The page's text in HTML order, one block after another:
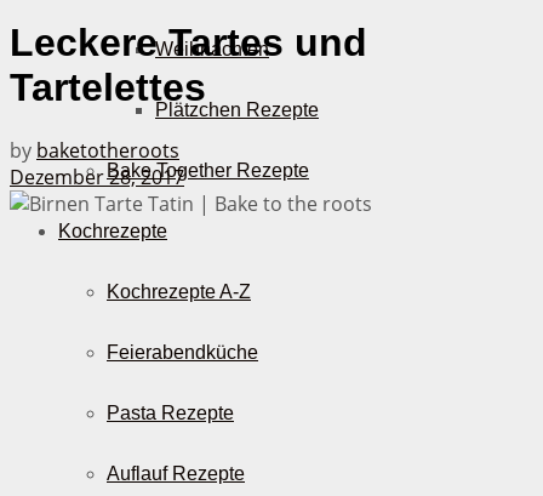
Weihnachten
Plätzchen Rezepte
Bake Together Rezepte
Kochrezepte
Kochrezepte A-Z
Feierabendküche
Pasta Rezepte
Auflauf Rezepte
Leckere Tartes und
Tartelettes
by baketotheroots
Dezember 28, 2017